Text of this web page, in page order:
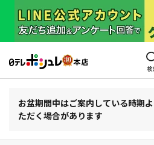
検
お盆期間中はご案内している時期
ただく場合があります